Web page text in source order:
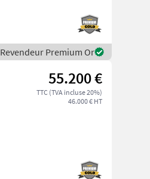
Revendeur Premium Or
55.200 €
TTC (TVA incluse 20%)
46.000 € HT